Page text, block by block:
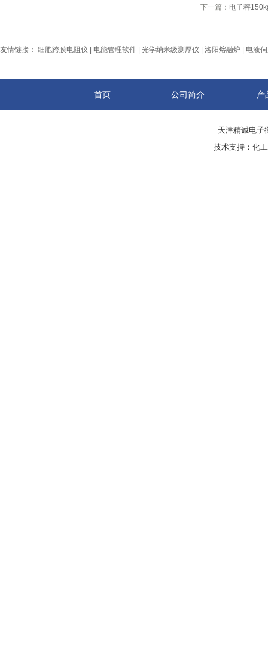
下一篇： 电子秤
友情链接： 细胞跨膜电阻仪 电能管理软件 光学纳米级测厚仪 洛阳熔融炉 电液
首页 公司简介 产
天津精诚电
技术支持： 化